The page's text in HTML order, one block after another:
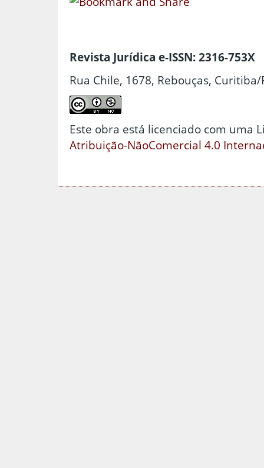
Revista Jurídica e-ISSN: 2316-753X
Rua Chile, 1678, Rebouças, Curitiba/
Este obra está licenciado com uma
Atribuição-NãoComercial 4.0